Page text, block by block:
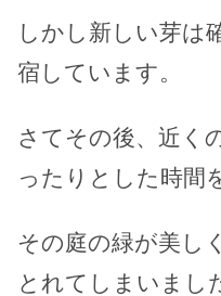
しかし新しい芽は
宿しています。
さてその後、近く
ったりとした時間
その庭の緑が美し
とれてしまいまし